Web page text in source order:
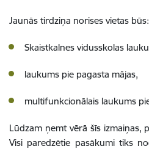
Jaunās tirdziņa norises vietas būs:
Skaistkalnes vidusskolas
laukums pie pagasta mājas,
multifunkcionālais laukums
Lūdzam ņemt vērā šīs izmaiņas,
Visi paredzētie pasākumi tiks